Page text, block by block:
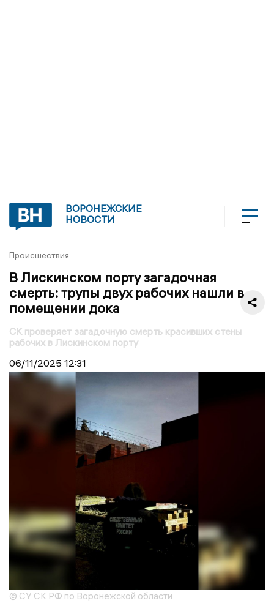
ВОРОНЕЖСКИЕ
НОВОСТИ
Происшествия
В Лискинском порту загадочная
смерть: трупы двух рабочих нашли в
помещении дока
СК проверяет загадочную смерть красивших стены
рабочих в Лискинском порту
06/11/2025 12:31
© СУ СК РФ по Воронежской области